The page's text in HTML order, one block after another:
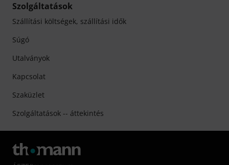
Szolgáltatások
Szállítási költségek, szállítási idők
Súgó
Utalványok
Kapcsolat
Szaküzlet
Szolgáltatások -- áttekintés